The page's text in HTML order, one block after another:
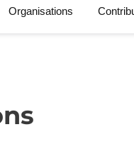
Organisations